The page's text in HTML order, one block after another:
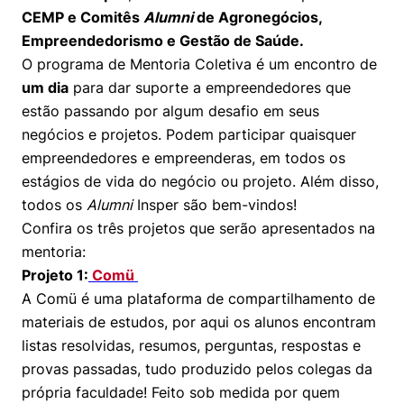
Todas as Engenharias
Engenharia de Computação
Engenharia de Produção
Engenharia Mecânica
Engenharia Mecatrônica
Direito
Economia
Finanças
Negócios
Prêmio Duda Ermírio de Moraes
Como funciona
Resolução Eficaz de Problemas
Oportunidade de Negócios
Women in Action
Trabalhe conosco
Sala de Imprensa
Biblioteca Telles
Repositório Institucional
Pesquisa na Graduação
Seminários Acadêmicos
Comitê de Ética em Pesquisa
Notícias
Youtube
Instagram
Linkedin
Engenharia e Ciência da Computação
Direito
Busca por docentes
Áreas de Conhecimento
Prêmios de Excelência
Ensino e aprendizagem
Fale Conosco
Atendimento
Visite o Insper
Canal de Ética
Ouvidoria
Portal da Privacidade
CEMP e Comitês Alumnide Agronegócios,
Empreendedorismo e Gestão de Saúde.
O programa de Mentoria Coletiva é um encontro de
um dia para dar suporte a empreendedores que
estão passando por algum desafio em seus
negócios e projetos. Podem participar quaisquer
empreendedores e empreenderas, em todos os
estágios de vida do negócio ou projeto. Além disso,
todos os AlumniInsper são bem-vindos!
Confira os três projetos que serão apresentados na
mentoria:
Projeto 1: Comü
A Comü é uma plataforma de compartilhamento de
materiais de estudos, por aqui os alunos encontram
listas resolvidas, resumos, perguntas, respostas e
provas passadas, tudo produzido pelos colegas da
própria faculdade! Feito sob medida por quem